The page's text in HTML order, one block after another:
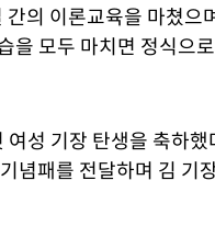
의 이론교육을 마쳤으
을 모두 마치면 정식으
성 기장 탄생을 축하
념패를 전달하며 김 기